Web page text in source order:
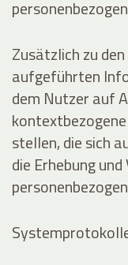
Zusätzlich zu
aufgeführten
dem Nutzer auf
stellen, die sich
die Erhebung